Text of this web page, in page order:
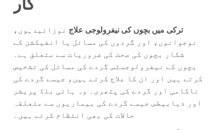
ترکی میں بچوں کی نیفرولوجی علاج نوزائیدہوں،
نوجوانوں، اور گردوں کی مسائل یا انفیکشن کے
شکار بچوں کی صحت کی ضروریات سے متعلق ہے۔
بچوں کے نیفرولوجسٹس گردے کی مسائل کی تشخیص
کرتے ہیں اور ان کا علاج کرتے ہیں، جیسے گردے کی
ناکامی اور گردے کی پتھری۔ وہ ہائی بلڈ پریشر
اور ذیابیطس جیسے گردے کی بیماریوں سے متعلقہ
حالات کی بھی انتظام کرتے ہیں۔